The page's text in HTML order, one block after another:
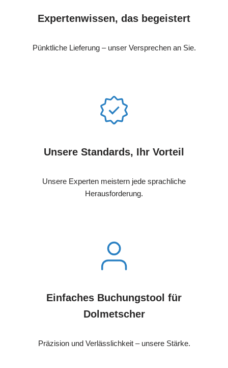
Expertenwissen, das begeistert
Pünktliche Lieferung – unser Versprechen an Sie.
Unsere Standards, Ihr Vorteil
Unsere Experten meistern jede sprachliche
Herausforderung.
Einfaches Buchungstool für
Dolmetscher
Präzision und Verlässlichkeit – unsere Stärke.